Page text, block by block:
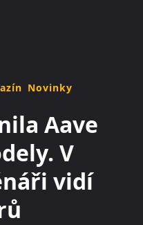
Novinky
Aave
V
vidí